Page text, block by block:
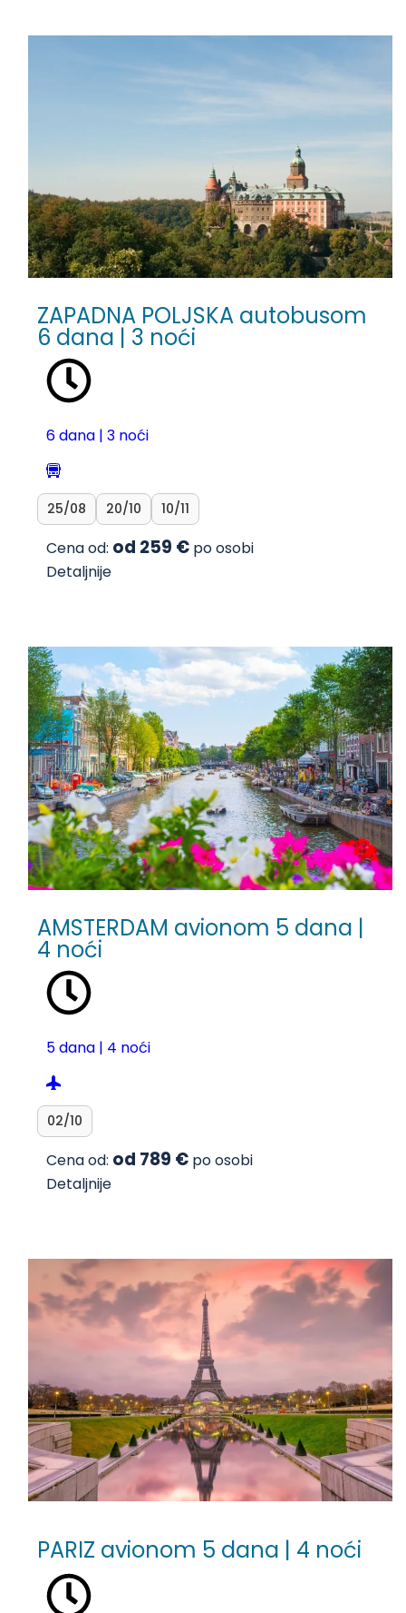
ZAPADNA POLJSKA autobusom
6 dana | 3 noći
6 dana | 3 noći
25/08 20/10 10/11
Cena od: od 259 € po osobi
Detaljnije
AMSTERDAM avionom 5 dana |
4 noći
5 dana | 4 noći
02/10
Cena od: od 789 € po osobi
Detaljnije
PARIZ avionom 5 dana | 4 noći